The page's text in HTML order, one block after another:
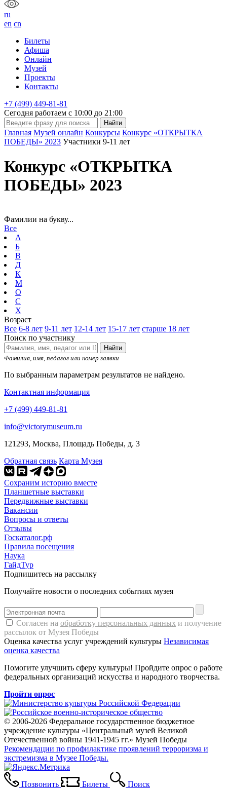
ru
en cn
Билеты
Афиша
Онлайн
Музей
Проекты
Контакты
+7 (499) 449-81-81
Сегодня работаем с 10:00 до 21:00
Главная Музей онлайн Конкурсы Конкурс «ОТКРЫТКА
ПОБЕДЫ» 2023 Участники 9-11 лет
Конкурс «ОТКРЫТКА
ПОБЕДЫ» 2023
Фамилии на букву...
Все
А
Б
В
Д
К
М
О
С
Х
Возраст
Все 6-8 лет 9-11 лет 12-14 лет 15-17 лет старше 18 лет
Поиск по участнику
Найти
Фамилия, имя, педагог или номер заявки
По выбранным параметрам результатов не найдено.
Контактная информация
+7 (499) 449-81-81
info@victorymuseum.ru
121293, Москва, Площадь Победы, д. 3
Обратная связь Карта Музея
Сохраним историю вместе
Планшетные выставки
Передвижные выставки
Вакансии
Вопросы и ответы
Отзывы
Госкаталог.рф
Правила посещения
Наука
ГайдТур
Подпишитесь на рассылку
Получайте новости о последних событиях музея
Согласен на обработку персональных данных и получение
рассылок от Музея Победы
Оценка качества услуг учреждений культуры Независимая
оценка качества
Помогите улучшить сферу культуры! Пройдите опрос о работе
федеральных организаций искусства и народного творчества.
Пройти опрос
© 2006-2026 Федеральное государственное бюджетное
учреждение культуры «Центральный музей Великой
Отечественной войны 1941-1945 гг.» Музей Победы
Рекомендации по профилактике проявлений терроризма и
экстремизма в Музее Победы.
Позвонить Билеты Поиск